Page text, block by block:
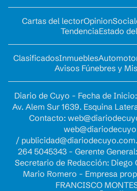
Cartas del lectorOpinion
TendenciaEstado
ClasificadosInmuebles
Avisos Fúnebres y
Diario de Cuyo - Fecha de
Av. Alem Sur 1639. Esquina
Contacto:
/
264 5045343 - Gerente
Secretario de Redacción: Diego
Mario Romero - Empresa
FRANCISCO